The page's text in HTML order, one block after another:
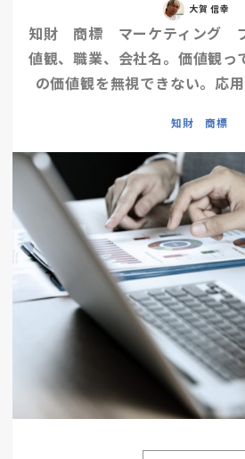
知財 商標 マーケティング
値観、職業、会社名。価値観っ
の価値観を無視できない。応用
知財 商標
大賀 信幸